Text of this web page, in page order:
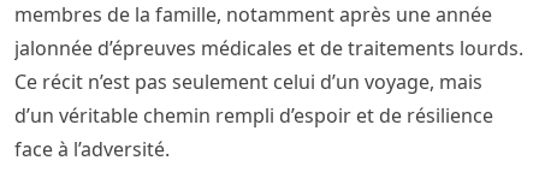
membres de la famille, notamment après une année
jalonnée d’épreuves médicales et de traitements lourds.
Ce récit n’est pas seulement celui d’un voyage, mais
d’un véritable chemin rempli d’espoir et de résilience
face à l’adversité.